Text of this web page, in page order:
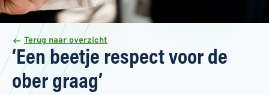
Terug naar overzicht
‘Een beetje respect voor de
ober graag’